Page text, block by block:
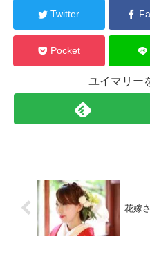
Twitter
Pocket
ユイマリー
花嫁